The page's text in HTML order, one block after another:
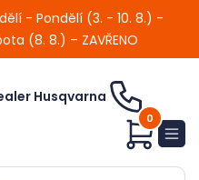
- Pondělí (3. - 10. 8.) -
(8. 8.) – ZAVŘENO
0